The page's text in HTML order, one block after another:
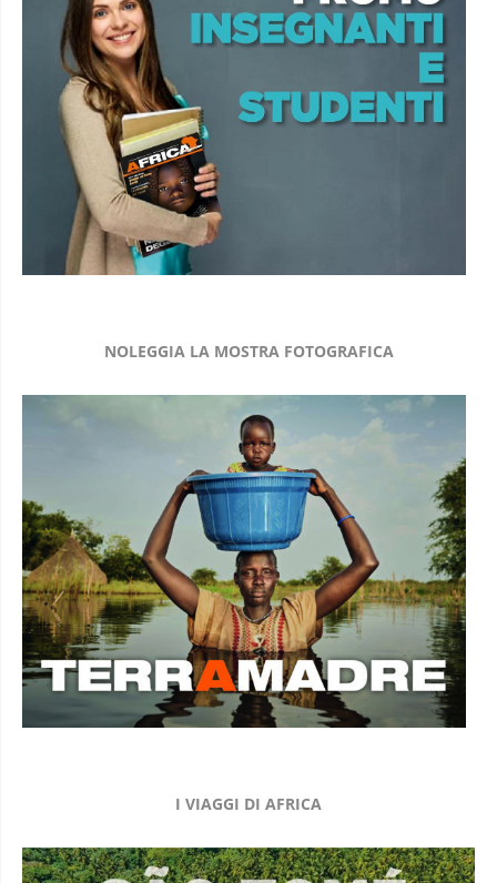
NOLEGGIA LA MOSTRA FOTOGRAFICA
I VIAGGI DI AFRICA